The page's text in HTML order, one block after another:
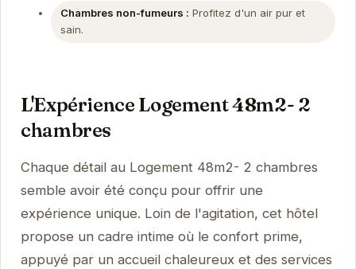
Chambres non-fumeurs : Profitez d'un air pur et
sain.
L'Expérience Logement 48m2- 2
chambres
Chaque détail au Logement 48m2- 2 chambres
semble avoir été conçu pour offrir une
expérience unique. Loin de l'agitation, cet hôtel
propose un cadre intime où le confort prime,
appuyé par un accueil chaleureux et des services